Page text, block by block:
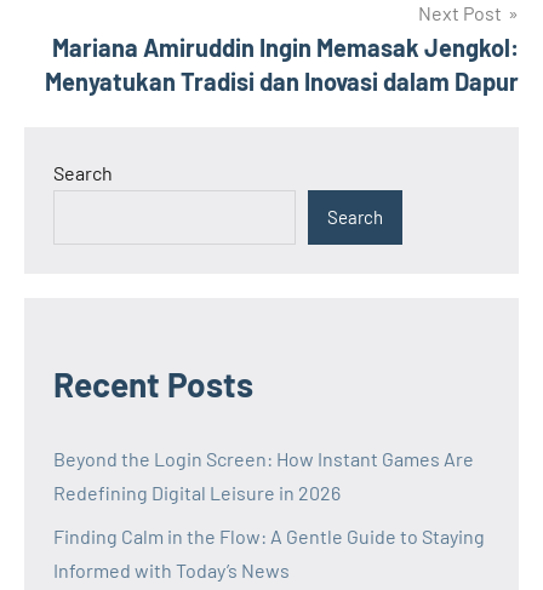
Next Post
Mariana Amiruddin Ingin Memasak Jengkol:
Menyatukan Tradisi dan Inovasi dalam Dapur
Search
Search
Recent Posts
Beyond the Login Screen: How Instant Games Are
Redefining Digital Leisure in 2026
Finding Calm in the Flow: A Gentle Guide to Staying
Informed with Today’s News